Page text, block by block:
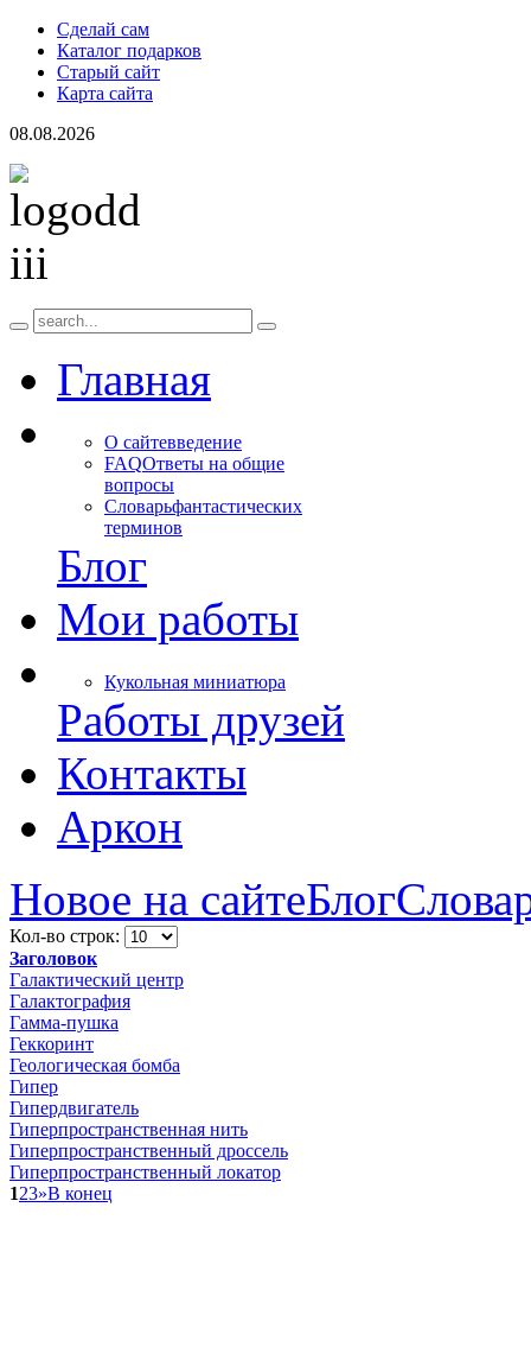
Сделай сам
Каталог подарков
Старый сайт
Карта сайта
08.08.2026
Главная
О сайтевведение
FAQОтветы на общие
вопросы
Словарьфантастических
терминов
Блог
Мои работы
Кукольная миниатюра
Работы друзей
Контакты
Аркон
Новое на сайтеБлог
Кол-во строк:
Заголовок
Галактический центр
Галактография
Гамма-пушка
Геккоринт
Геологическая бомба
Гипер
Гипердвигатель
Гиперпространственная нить
Гиперпространственный дроссель
Гиперпространственный локатор
123»В конец